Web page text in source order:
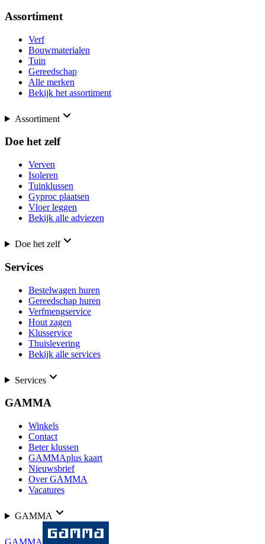
Assortiment
Verf
Bouwmaterialen
Tuin
Gereedschap
Alle merken
Bekijk het assortiment
Assortiment
Doe het zelf
Verven
Isoleren
Tuinklussen
Gyproc plaatsen
Vloer leggen
Bekijk alle adviezen
Doe het zelf
Services
Bestelwagen huren
Gereedschap huren
Verfmengservice
Hout zagen
Klusservice
Thuislevering
Bekijk alle services
Services
GAMMA
Winkels
Contact
Beter klussen
GAMMAplus kaart
Nieuwsbrief
Over GAMMA
Vacatures
GAMMA
GAMMA